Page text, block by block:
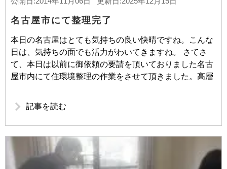
名古屋市にて整理完了
本日の名古屋はとても気持ちの良い快晴ですね。こんな
日は、気持ちの面でも活力がわいてきますね。 さてさ
て、本日は以前に御依頼の要請を頂いておりました名古
屋市内にて住環境整理の作業をさせて頂きました。高層
記事を読む